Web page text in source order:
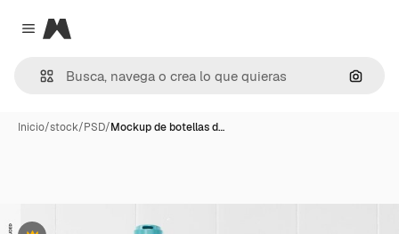
Close menu
Magnific
Inicio/stock/PSD/Mockup de botellas d…